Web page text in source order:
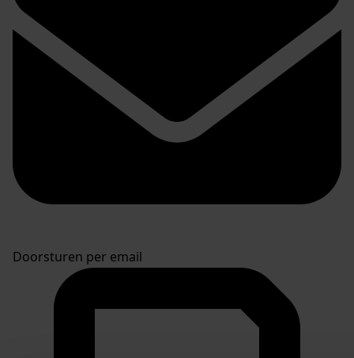
Doorsturen per email